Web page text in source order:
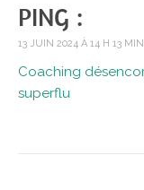
PING :
13 JUIN 2024 À 14 H 13 MIN
Coaching
superflu